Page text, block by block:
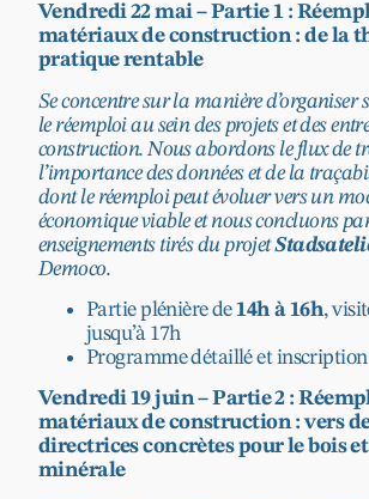
Vendredi 22 mai – Partie 1 :
matériaux de construction : de la
pratique rentable
Se concentre sur la manière d’organiser
le réemploi au sein des projets et des
construction. Nous abordons le flux de
l’importance des données et de la
dont le réemploi peut évoluer vers un
économique viable et nous concluons
enseignements tirés du projet
Democo.
Partie plénière de14h à 16h,
jusqu’à 17h
Programme détaillé et inscription
Vendredi 19 juin – Partie 2 :
matériaux de construction : vers
directrices concrètes pour le bois
minérale